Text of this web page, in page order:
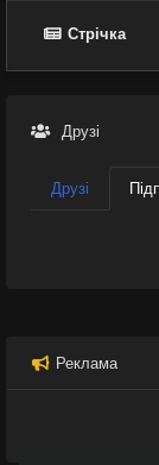
Стрічка
Друзі
Друзі
Реклама